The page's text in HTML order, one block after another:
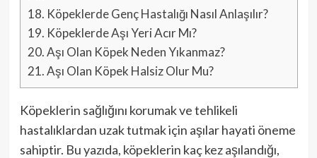
18. Köpeklerde Genç Hastalığı Nasıl Anlaşılır?
19. Köpeklerde Aşı Yeri Acır Mı?
20.Aşı Olan Köpek Neden Yıkanmaz?
21.Aşı Olan Köpek Halsiz Olur Mu?
Köpeklerin sağlığını korumak ve tehlikeli
hastalıklardan uzak tutmak için aşılar hayati öneme
sahiptir. Bu yazıda, köpeklerin kaç kez aşılandığı,